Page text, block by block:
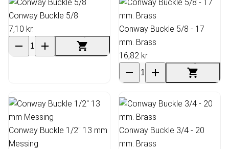
Conway Buckle 5/8
7,10 kr.
Conway Buckle 5/8 - 17
mm. Brass
16,82 kr.
Conway Buckle 1/2" 13 mm
Messing
Conway Buckle 3/4 - 20
mm. Brass